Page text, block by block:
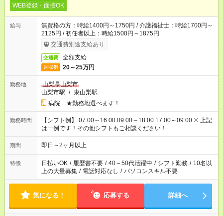
WEB登録・面接OK
給与
無資格の方：時給1400円～1750円 / 介護福祉士：時給1700円～
2125円 / 初任者以上：時給1500円～1875円
交通費別途支給あり
交通費 全額支給
月収例 20～25万円
勤務地
山梨県山梨市
山梨市駅 / 東山梨駅
病院 ★勤務地選べます！
勤務時間
【シフト例】 07:00～16:00 09:00～18:00 17:00～09:00 ※ 上記
は一例です！その他シフトもご相談ください！
期間 即日～2ヶ月以上
特徴 日払いOK / 履歴書不要 / 40～50代活躍中 / シフト勤務 / 10名以
上の大量募集 / 電話対応なし / パソコンスキル不要
気になる！ 応募する 詳細へ